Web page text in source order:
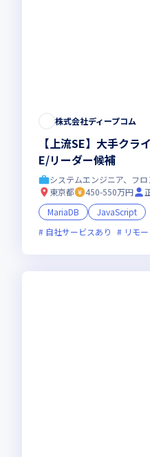
株式会社ディープコム
【上流SE】大手クラ
E/リーダー候補
システムエンジニア、フ
東京都
450-550万円
MariaDB
JavaScript
自社サービスあり
リモ